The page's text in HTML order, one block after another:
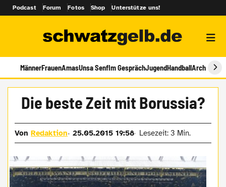
Podcast Forum Fotos Shop Unterstütze uns!
MännerFrauenAmasUnsa SenfIm GesprächJugendHandballArchiv
Die beste Zeit mit Borussia?
VonRedaktion 25.05.2015 19:58 Lesezeit: 3 Min.